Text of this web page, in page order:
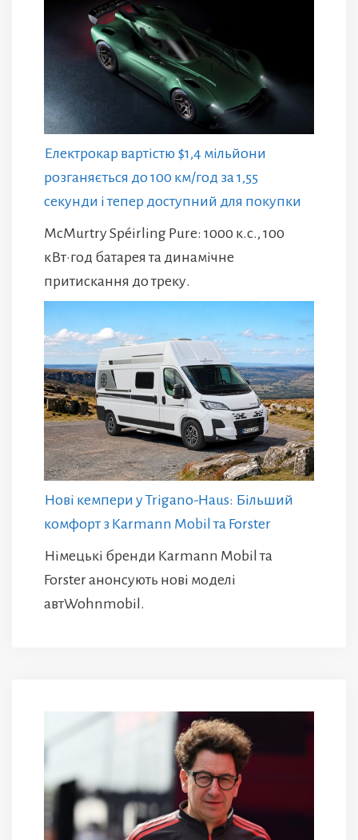
Електрокар вартістю $1,4 мільйони
розганяється до 100 км/год за 1,55
секунди і тепер доступний для покупки
McMurtry Spéirling Pure: 1000 к.с., 100
кВт·год батарея та динамічне
притискання до треку.
Нові кемпери у Trigano-Haus: Більший
комфорт з Karmann Mobil та Forster
Німецькі бренди Karmann Mobil та
Forster анонсують нові моделі
автWohnmobil.